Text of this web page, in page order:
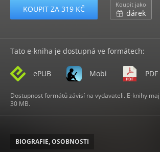
KOUPIT ZA 319 KČ Koupit jako
dárek
Tato e-kniha je dostupná ve formátech:
ePUB Mobi PDF
Dostupnost formátů závisí na vydavateli. E-knihy
30 MB.
BIOGRAFIE, OSOBNOSTI